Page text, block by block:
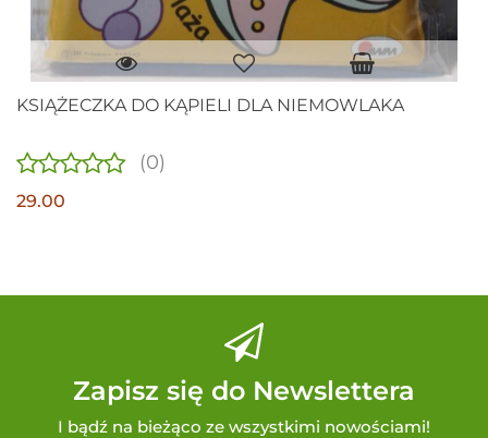
KSIĄŻECZKA DO KĄPIELI DLA NIEMOWLAKA
(0)
29.00
Zapisz się do Newslettera
I bądź na bieżąco ze wszystkimi nowościami!